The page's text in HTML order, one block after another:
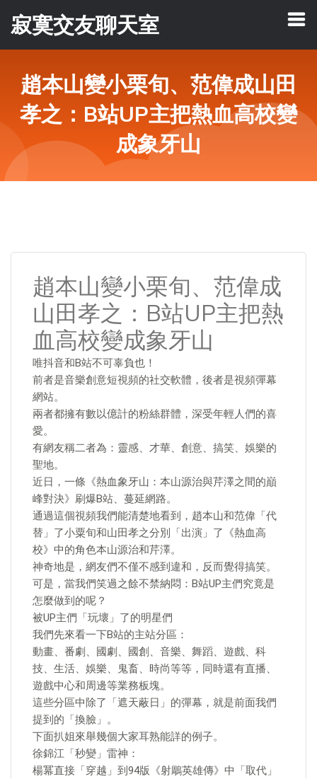
寂寞交友聊天室
趙本山變小栗旬、范偉成山田
孝之：B站UP主把熱血高校變
成象牙山
趙本山變小栗旬、范偉成
山田孝之：B站UP主把熱
血高校變成象牙山
唯抖音和B站不可辜負也！
前者是音樂創意短視頻的社交軟體，後者是視頻彈幕
網站。
兩者都擁有數以億計的粉絲群體，深受年輕人們的喜
愛。
有網友稱二者為：靈感、才華、創意、搞笑、娛樂的
聖地。
近日，一條《熱血象牙山：本山源治與芹澤之間的巔
峰對決》刷爆B站、蔓延網路。
通過這個視頻我們能清楚地看到，趙本山和范偉「代
替」了小粟旬和山田孝之分別「出演」了《熱血高
校》中的角色本山源治和芹澤。
神奇地是，網友們不僅不感到違和，反而覺得搞笑。
可是，當我們笑過之餘不禁納悶：B站UP主們究竟是
怎麼做到的呢？
被UP主們「玩壞」了的明星們
我們先來看一下B站的主站分區：
動畫、番劇、國劇、國創、音樂、舞蹈、遊戲、科
技、生活、娛樂、鬼畜、時尚等等，同時還有直播、
遊戲中心和周邊等業務板塊。
這些分區中除了「遮天蔽日」的彈幕，就是前面我們
提到的「換臉」。
下面扒姐來舉幾個大家耳熟能詳的例子。
徐錦江「秒變」雷神：
楊冪直接「穿越」到94版《射鵰英雄傳》中「取代」